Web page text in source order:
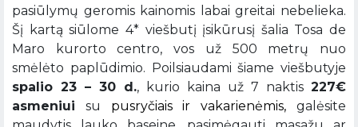
pasiūlymų geromis kainomis labai greitai nebelieka.
Šį kartą siūlome 4* viešbutį įsikūrusį šalia Tosa de
Maro kurorto centro, vos už 500 metrų nuo
smėlėto paplūdimio. Poilsiaudami šiame viešbutyje
spalio 23 – 30 d., kurio kaina už 7 naktis 227€
asmeniui su pusryčiais ir vakarienėmis,galėsite